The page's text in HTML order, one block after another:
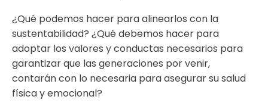
¿Qué podemos hacer para alinearlos con la
sustentabilidad? ¿Qué debemos hacer para
adoptar los valores y conductas necesarios para
garantizar que las generaciones por venir,
contarán con lo necesaria para asegurar su salud
física y emocional?